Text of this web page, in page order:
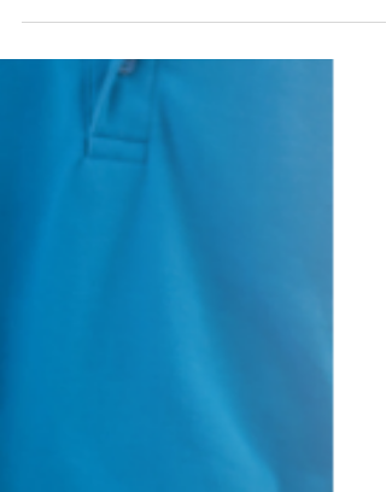
Boşanma ve Ebeveynlik Evlilik gibi boşanma da
aklının ucundan bile geçirmez. Evlilikte...